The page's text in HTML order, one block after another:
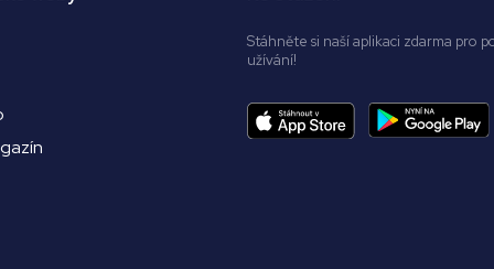
Stáhněte si naší aplikaci zdarma pro
užívání!